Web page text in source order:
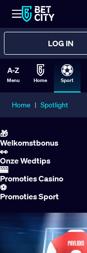
LOG IN
Menu Home Sport
Home | Spotlight